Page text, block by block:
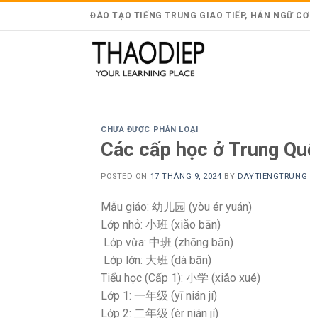
ĐÀO TẠO TIẾNG TRUNG GIAO TIẾP, HÁN NGỮ
CHƯA ĐƯỢC PHÂN LOẠI
Các cấp học ở Trung
POSTED ON 17 THÁNG 9, 2024 BY DAYTIENGTRUNG
Mẫu giáo: 幼儿园 (yòu ér yuán)
Lớp nhỏ: 小班 (xiǎo bān)
Lớp vừa: 中班 (zhōng bān)
Lớp lớn: 大班 (dà bān)
Tiểu học (Cấp 1): 小学 (xiǎo xué)
Lớp 1: 一年级 (yī nián jí)
Lớp 2: 二年级 (èr nián jí)